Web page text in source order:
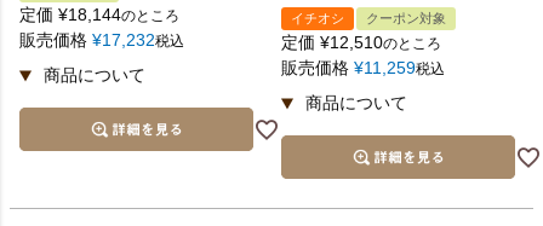
定価 ¥18,144のところ
販売価格 ¥17,232税込
イチオシ クーポン対象
定価 ¥12,510のところ
販売価格 ¥11,259税込